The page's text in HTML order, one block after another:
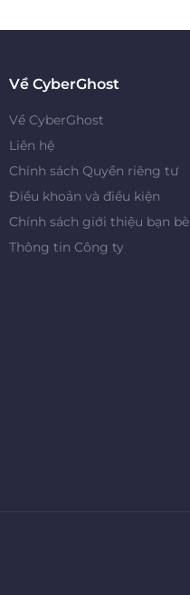
Về CyberGhost
Về CyberGhost
Liên hệ
Chính sách Quyền riêng tư
Điều khoản và điều kiện
Chính sách giới thiệu bạn bè
Thông tin Công ty